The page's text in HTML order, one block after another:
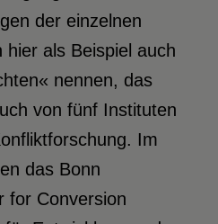
der einzelnen
als Beispiel auch
nennen, das
von fünf Instituten
Im
das Bonn
for Conversion